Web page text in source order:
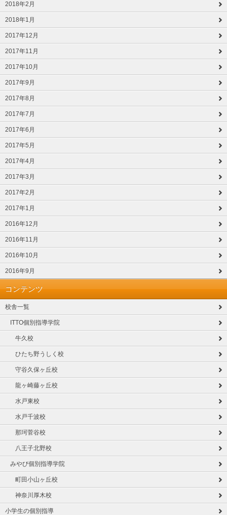
2018年2月
2018年1月
2017年12月
2017年11月
2017年10月
2017年9月
2017年8月
2017年7月
2017年6月
2017年5月
2017年4月
2017年3月
2017年2月
2017年1月
2016年12月
2016年11月
2016年10月
2016年9月
コンテンツ
校舎一覧
ITTO個別指導学院
牛久校
ひたち野うしく校
守谷久保ヶ丘校
龍ヶ崎藤ヶ丘校
水戸東校
水戸千波校
那珂菅谷校
八王子北野校
みやび個別指導学院
町田小山ヶ丘校
神奈川厚木校
小学生の個別指導